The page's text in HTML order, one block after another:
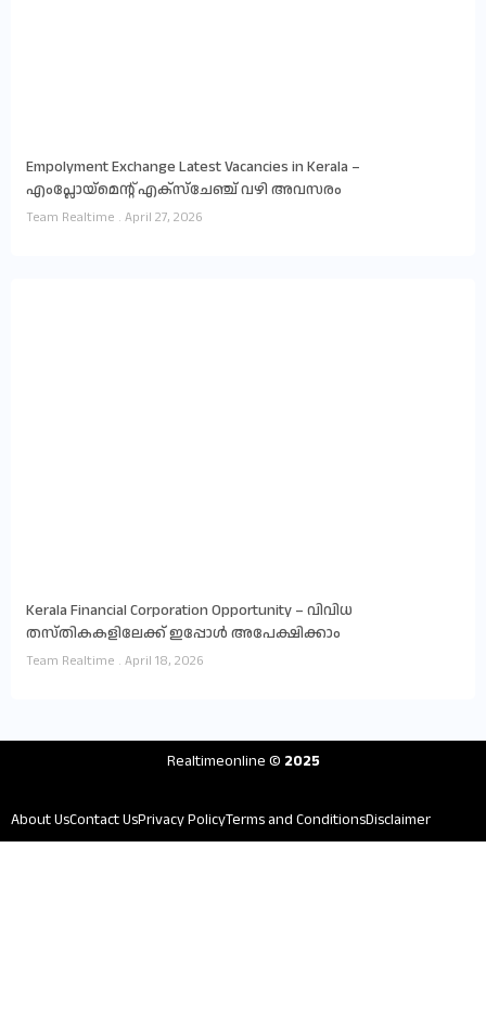
Empolyment Exchange Latest Vacancies in Kerala –
എംപ്ലോയ്‌മെന്റ് എക്സ്ചേഞ്ച് വഴി അവസരം
Team Realtime April 27, 2026
Kerala Financial Corporation Opportunity – വിവിധ
തസ്തികകളിലേക്ക് ഇപ്പോൾ അപേക്ഷിക്കാം
Team Realtime April 18, 2026
Realtimeonline © 2025
About UsContact UsPrivacy PolicyTerms and ConditionsDisclaimer